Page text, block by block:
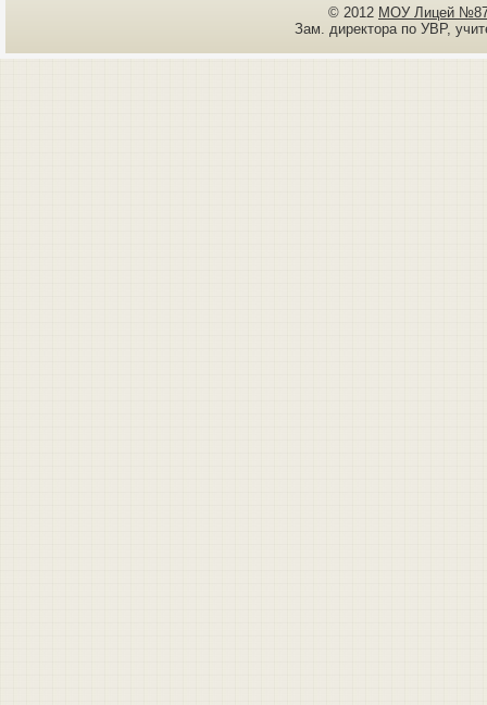
© 2012 МОУ Лицей №87
Зам. директора по УВР,